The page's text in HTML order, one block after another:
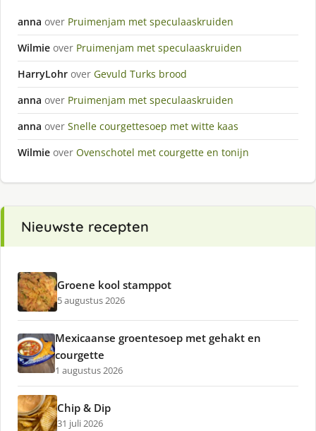
anna over Pruimenjam met speculaaskruiden
Wilmie over Pruimenjam met speculaaskruiden
HarryLohr over Gevuld Turks brood
anna over Pruimenjam met speculaaskruiden
anna over Snelle courgettesoep met witte kaas
Wilmie over Ovenschotel met courgette en tonijn
Nieuwste recepten
Groene kool stamppot
5 augustus 2026
Mexicaanse groentesoep met gehakt en
courgette
1 augustus 2026
Chip & Dip
31 juli 2026